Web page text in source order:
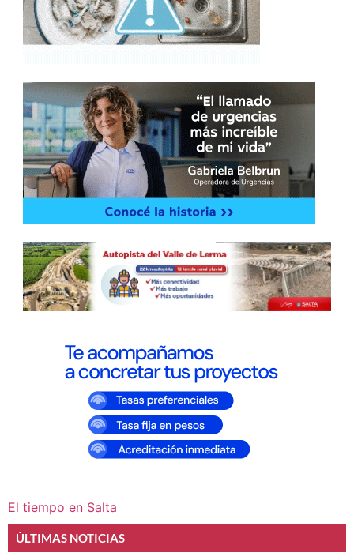
El tiempo en Salta
ÚLTIMAS NOTICIAS